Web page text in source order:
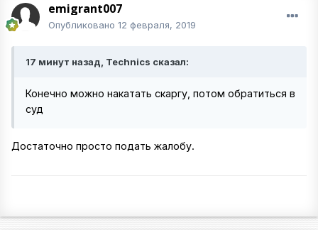
emigrant007
Опубликовано 12 февраля, 2019
17 минут назад, Technics сказал:
Конечно можно накатать скаргу, потом обратиться в
суд
Достаточно просто подать жалобу.